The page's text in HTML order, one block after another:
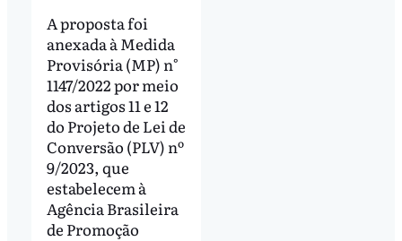
A proposta foi
anexada à Medida
Provisória (MP) n°
1147/2022 por meio
dos artigos 11 e 12
do Projeto de Lei de
Conversão (PLV) nº
9/2023, que
estabelecem à
Agência Brasileira
de Promoção